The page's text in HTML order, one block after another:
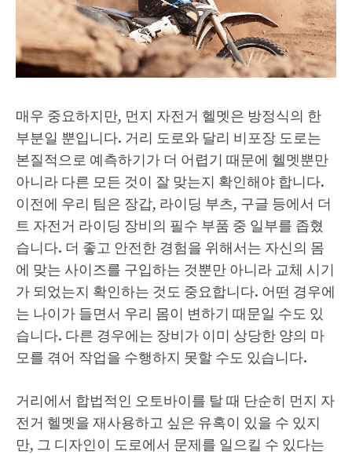
매우 중요하지만, 먼지 자전거 헬멧은 방정식의 한
부분일 뿐입니다. 거리 도로와 달리 비포장 도로는
본질적으로 예측하기가 더 어렵기 때문에 헬멧뿐만
아니라 다른 모든 것이 잘 맞는지 확인해야 합니다.
이전에 우리 팀은 장갑, 라이딩 부츠, 구글 등에서 더
트 자전거 라이딩 장비의 필수 부품 중 일부를 좁혔
습니다. 더 좋고 안전한 경험을 위해서는 자신의 몸
에 맞는 사이즈를 구입하는 것뿐만 아니라 교체 시기
가 되었는지 확인하는 것도 중요합니다. 어떤 경우에
는 나이가 들면서 우리 몸이 변하기 때문일 수도 있
습니다. 다른 경우에는 장비가 이미 상당한 양의 마
모를 겪어 작업을 수행하지 못할 수도 있습니다.
거리에서 합법적인 오토바이를 탈 때 단순히 먼지 자
전거 헬멧을 재사용하고 싶은 유혹이 있을 수 있지
만, 그 디자인이 도로에서 문제를 일으킬 수 있다는